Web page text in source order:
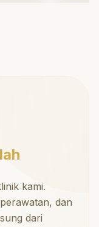
kami.
dan
dari